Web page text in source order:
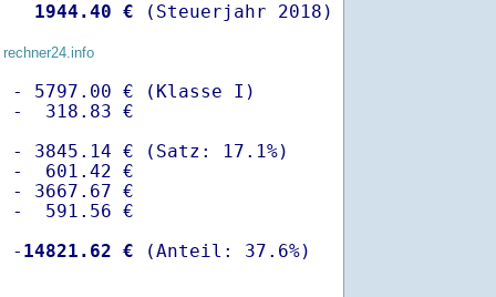
1944.40 € (Steuerjahr 2018)
5797.00 € (Klasse I)
-  318.83 €
- 3845.14 € (Satz: 17.1%)
-  601.42 €
- 3667.67 €
-  591.56 €
- 14821.62 €